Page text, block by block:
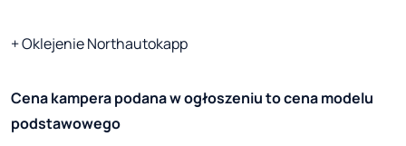
+ Oklejenie Northautokapp
Cena kampera podana w ogłoszeniu to cena modelu
podstawowego